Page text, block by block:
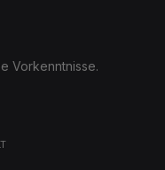
Vorkenntnisse.